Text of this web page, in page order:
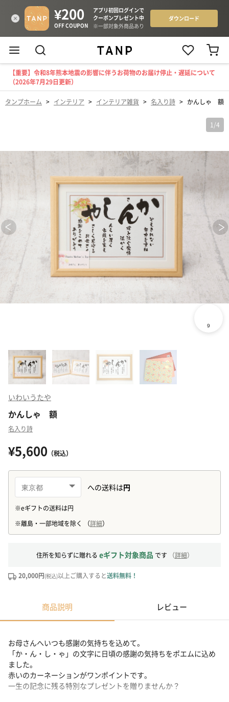
【重要】令和8年熊本地震の影響に伴うお荷物のお届け停止・遅延について
（2026年7月29日更新）
タンプホーム > インテリア > インテリア雑貨 > 名入り詩 > かんしゃ 額
1 /4
いわいうたや
かんしゃ 額
名入り詩
¥5,600 （税込）
住所を知らずに贈れる eギフト対象商品 です （詳細）
20,000円(税込)以上ご購入すると送料無料！
商品説明 レビュー
お母さんへいつも感謝の気持ちを込めて。
「か・ん・し・ゃ」の文字に日頃の感謝の気持ちをポエムに込め
ました。
赤いのカーネーションがワンポイントです。
一生の記念に残る特別なプレゼントを贈りませんか？